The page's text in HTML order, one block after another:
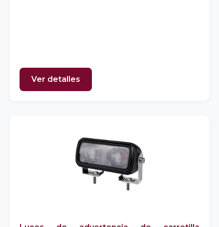
Ver detalles